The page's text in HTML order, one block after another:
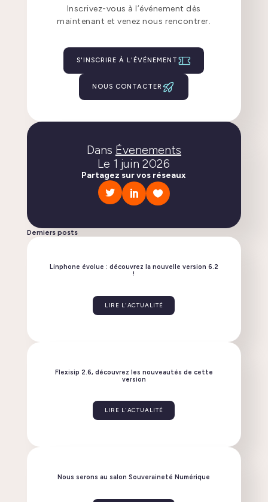
Inscrivez-vous à l’événement dès
maintenant et venez nous rencontrer.
S'INSCRIRE À L'ÉVÉNEMENT
NOUS CONTACTER
Dans Évenements
Le 1 juin 2026
Partagez sur vos réseaux
Derniers posts
Linphone évolue : découvrez la nouvelle version 6.2